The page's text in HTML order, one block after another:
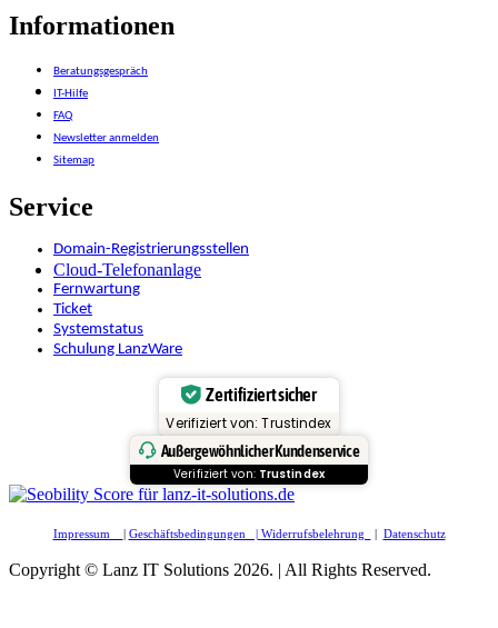
Informationen
Beratungsgespräch
IT-Hilfe
FAQ
Newsletter anmelden
Sitemap
Service
Domain-Registrierungsstellen
Cloud-Telefonanlage
Fernwartung
Ticket
Systemstatus
Schulung LanzWare
Zertifiziert sicher
Verifiziert von: Trustindex
Außergewöhnlicher Kundenservice
Verifiziert von: Trustindex
Impressum Geschäftsbedingungen | Widerrufsbelehrung Datenschutz
Copyright © Lanz IT Solutions 2026. | All Rights Reserved.